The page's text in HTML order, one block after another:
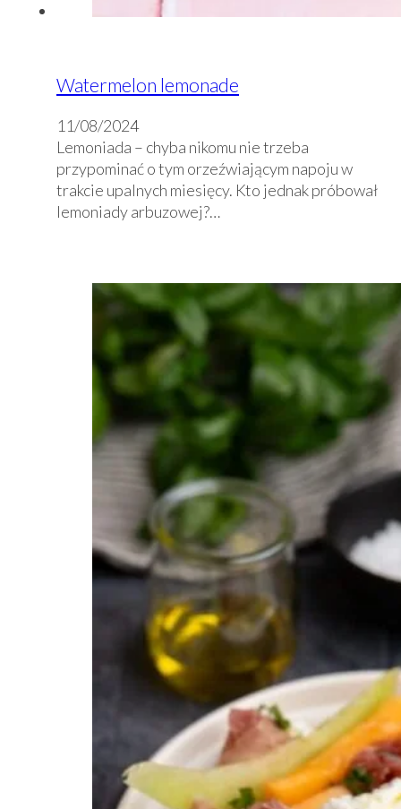
Watermelon lemonade
11/08/2024
Lemoniada – chyba nikomu nie trzeba
przypominać o tym orzeźwiającym napoju w
trakcie upalnych miesięcy. Kto jednak próbował
lemoniady arbuzowej?…